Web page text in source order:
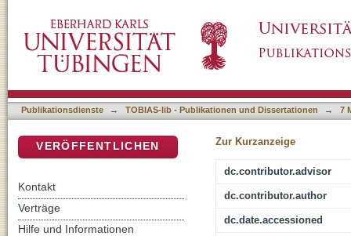
Publikationsdienste → TOBIAS-lib - Publikationen und Dissertationen → 7
Zur Kurzanzeige
dc.contributor.advisor
dc.contributor.author
dc.date.accessioned
VERÖFFENTLICHEN
Kontakt
Verträge
Hilfe und Informationen